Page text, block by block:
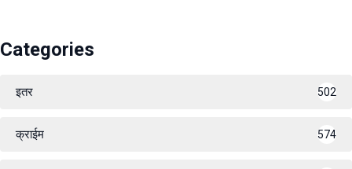
Categories
इतर 502
क्राईम 574